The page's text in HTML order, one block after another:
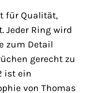
für Qualität,
Jeder Ring wird
zum Detail
gerecht zu
ist ein
von Thomas